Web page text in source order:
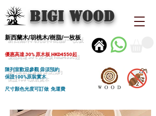
BIGI wood
新西蘭木/胡桃木/樹脂/一枚板
優惠高達 30% 原木板 HKD4550起
陳列室歡迎參觀 毋須預約
保證100%原裝實木
尺寸顏色光度可訂做 免運費